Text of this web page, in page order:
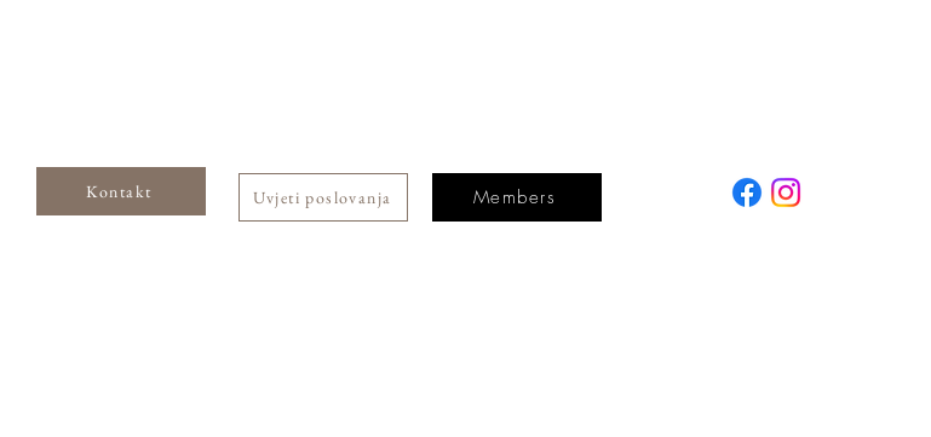
Kontakt Uvjeti poslovanja Members